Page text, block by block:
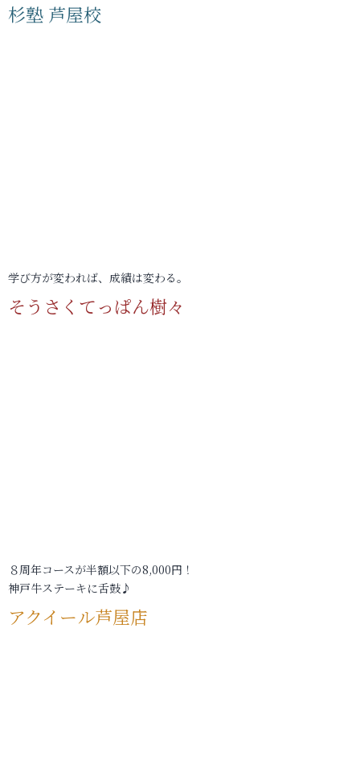
杉塾 芦屋校
学び方が変われば、成績は変わる。
そうさくてっぱん樹々
８周年コースが半額以下の8,000円！
神戸牛ステーキに舌鼓♪
アクイール芦屋店